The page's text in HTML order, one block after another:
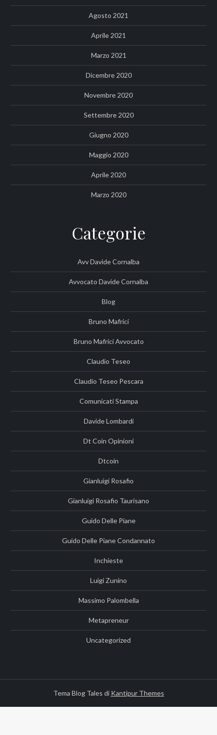
Agosto 2021
Aprile 2021
Marzo 2021
Dicembre 2020
Novembre 2020
Settembre 2020
Giugno 2020
Maggio 2020
Aprile 2020
Marzo 2020
Categorie
Avv Davide Cornalba
Avvocato Davide Cornalba
Blog
Bruno Mafrici
Bruno Mafrici Avvocato
Claudio Teseo
Claudio Teseo Pescara
Comunicati Stampa
Davide Lombardi
Dt Coin Opinioni
Dtcoin
Gianluigi Rosafio
Gianluigi Rosafio Taurisano
Guido Delle Piane
Guido Delle Piane Condannato
Inchieste
Luigi Zunino
Massimo Palombella
Metapreneur
Uncategorized
Tema Blog Tales di Kantipur Themes